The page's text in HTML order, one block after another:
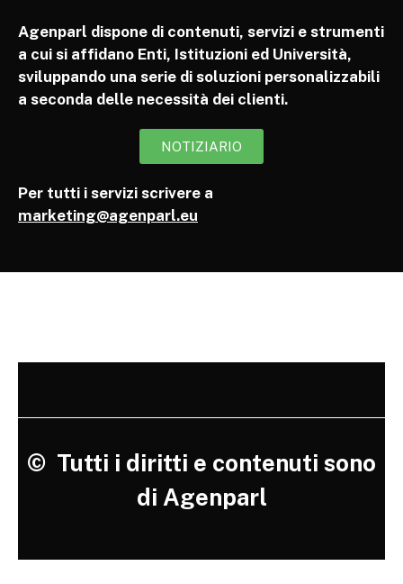
Agenparl dispone di contenuti, servizi e strumenti
a cui si affidano Enti, Istituzioni ed Università,
sviluppando una serie di soluzioni personalizzabili
a seconda delle necessità dei clienti.
NOTIZIARIO
Per tutti i servizi scrivere a
marketing@agenparl.eu
© Tutti i diritti e contenuti sono
di Agenparl